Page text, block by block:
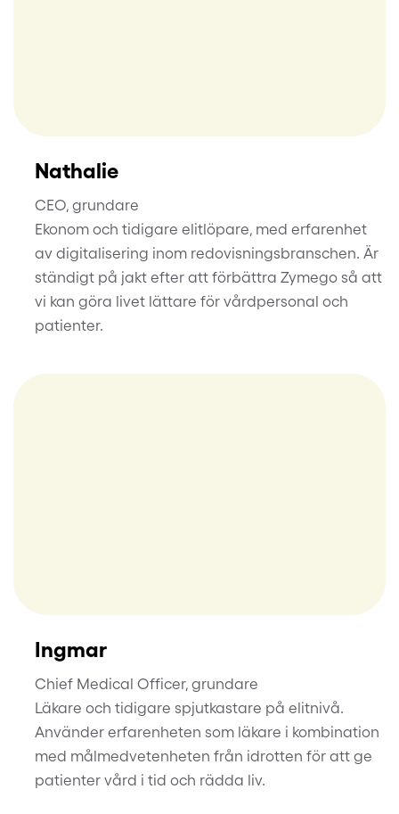
Nathalie
CEO, grundare
Ekonom och tidigare elitlöpare, med erfarenhet
av digitalisering inom redovisningsbranschen. Är
ständigt på jakt efter att förbättra Zymego så att
vi kan göra livet lättare för vårdpersonal och
patienter.
Ingmar
Chief Medical Officer, grundare
Läkare och tidigare spjutkastare på elitnivå.
Använder erfarenheten som läkare i kombination
med målmedvetenheten från idrotten för att ge
patienter vård i tid och rädda liv.